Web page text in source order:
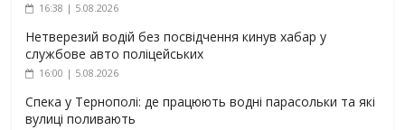
16:38 | 5.08.2026
Нетверезий водій без посвідчення кинув хабар у
службове авто поліцейських
16:00 | 5.08.2026
Спека у Тернополі: де працюють водні парасольки та які
вулиці поливають